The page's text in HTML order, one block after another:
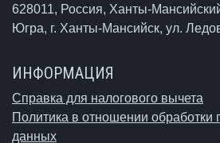
628011, Россия, Ханты-
Югра, г. Ханты-Мансийск, ул.
ИНФОРМАЦИЯ
Справка для налогового вычета
Политика в отношении обработки
данных